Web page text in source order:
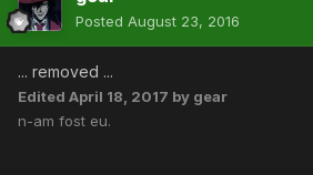
Posted August 23, 2016
... removed ...
Edited April 18, 2017 by gear
n-am fost eu.